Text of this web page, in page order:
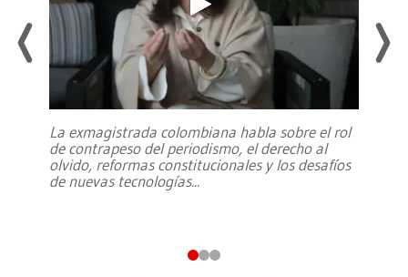
La exmagistrada colombiana habla sobre el rol
de contrapeso del periodismo, el derecho al
olvido, reformas constitucionales y los desafíos
de nuevas tecnologías...